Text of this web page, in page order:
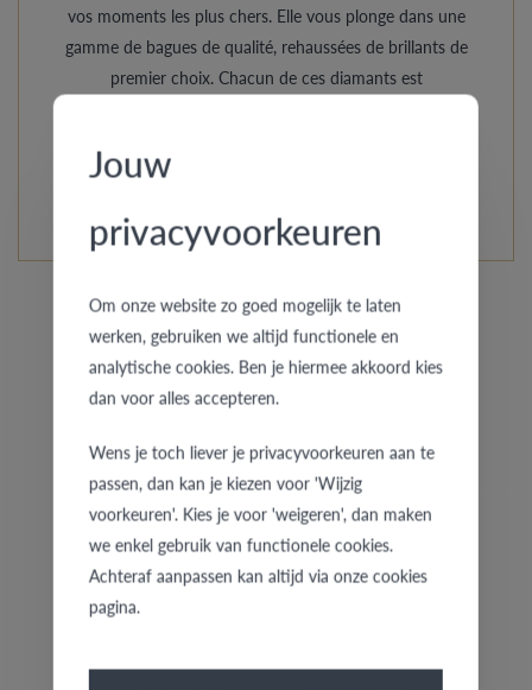
vos moments les plus chers. Elle vous plonge dans une
gamme de bagues de qualité, rehaussées de brillants de
premier choix. Chacun de ces diamants est
EN SAVOIR PLUS DE CETTE COLLECTION
Bagues similaires pour elle
Jouw
privacyvoorkeuren
Om onze website zo goed mogelijk te laten
werken, gebruiken we altijd functionele en
analytische cookies. Ben je hiermee akkoord kies
dan voor alles accepteren.
Wens je toch liever je privacyvoorkeuren aan te
passen, dan kan je kiezen voor 'Wijzig
voorkeuren'. Kies je voor 'weigeren', dan maken
we enkel gebruik van functionele cookies.
Achteraf aanpassen kan altijd via onze cookies
pagina.